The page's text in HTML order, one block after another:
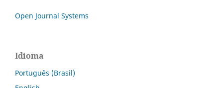
Open Journal Systems
Idioma
Português (Brasil)